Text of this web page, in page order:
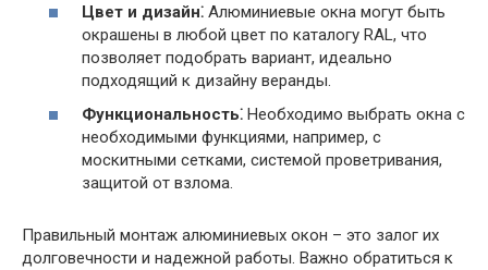
Цвет и дизайн⁚ Алюминиевые окна могут быть
окрашены в любой цвет по каталогу RAL, что
позволяет подобрать вариант, идеально
подходящий к дизайну веранды.
Функциональность⁚ Необходимо выбрать окна с
необходимыми функциями, например, с
москитными сетками, системой проветривания,
защитой от взлома.
Правильный монтаж алюминиевых окон – это залог их
долговечности и надежной работы. Важно обратиться к